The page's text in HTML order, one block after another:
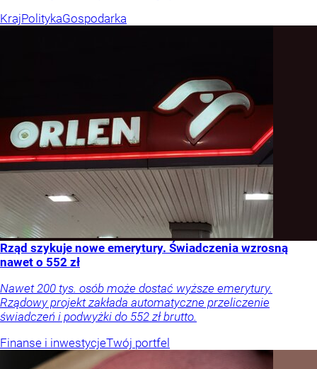
KrajPolitykaGospodarka
Rząd szykuje nowe emerytury. Świadczenia wzrosną
nawet o 552 zł
Nawet 200 tys. osób może dostać wyższe emerytury.
Rządowy projekt zakłada automatyczne przeliczenie
świadczeń i podwyżki do 552 zł brutto.
Finanse i inwestycjeTwój portfel